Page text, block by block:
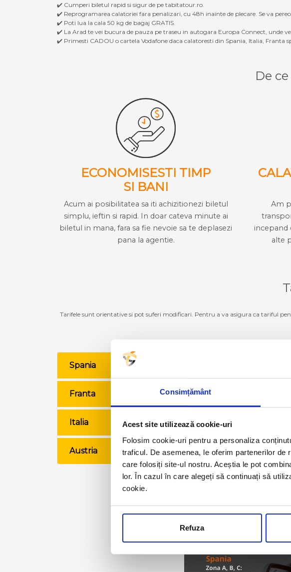
Consimțământ
Acest site utilizează cookie-uri
Folosim cookie-uri pentru a personaliza
traficul. De asemenea, le oferim partenerilor
care folosiți site-ul nostru. Aceștia le pot
lor. În cazul în care alegeți să continuați să
cookie.
Refuza
✔️ Cumperi biletul rapid si sigur de pe tabitatour.ro.
✔️ Reprogramarea calatoriei fara penalizari, cu 48h inainte de plecare. Se va
✔️ Poti lua la cala 50 kg de bagaj GRATIS.
✔️ La Arad te vei bucura de pauza pe traseu in autogara Europa Connect, unde
✔️ Primesti CADOU o cartela Vodafone daca calatoresti din Spania, Italia, Franta
De
ECONOMISESTI TIMP
SI BANI
Acum ai posibilitatea sa iti achizitionezi biletul
simplu, ieftin si rapid. In doar cateva minute ai
biletul in mana, fara sa fie nevoie sa te deplasezi
pana la agentie.
Am
incepand
alte
Tarifele sunt orientative si pot suferi modificari. Pentru a va asigura ca tariful
Spania
Franta
Italia VEZI TARIFE SI
Austria VEZI TARIFE SI